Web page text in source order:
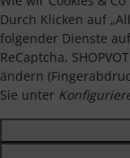
Durch Klicken auf
folgender Dienste
ReCaptcha,
ändern
Sie unter